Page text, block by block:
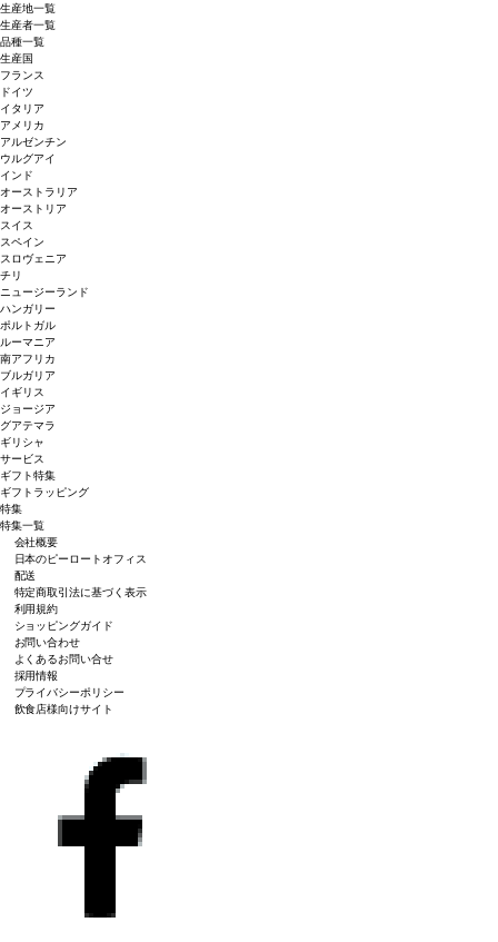
生産地一覧
生産者一覧
品種一覧
生産国
フランス
ドイツ
イタリア
アメリカ
アルゼンチン
ウルグアイ
インド
オーストラリア
オーストリア
スイス
スペイン
スロヴェニア
チリ
ニュージーランド
ハンガリー
ポルトガル
ルーマニア
南アフリカ
ブルガリア
イギリス
ジョージア
グアテマラ
ギリシャ
サービス
ギフト特集
ギフトラッピング
特集
特集一覧
会社概要
日本のピーロートオフィス
配送
特定商取引法に基づく表示
利用規約
ショッピングガイド
お問い合わせ
よくあるお問い合せ
採用情報
プライバシーポリシー
飲食店様向けサイト